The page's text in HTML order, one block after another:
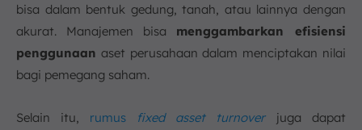
bisa dalam bentuk gedung, tanah, atau lainnya dengan
akurat. Manajemen bisa menggambarkan efisiensi
penggunaan aset perusahaan dalam menciptakan nilai
bagi pemegang saham.
Selain itu, rumus fixed asset turnoverjuga dapat